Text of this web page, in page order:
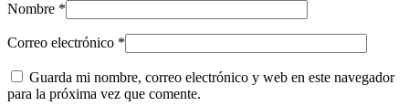
Nombre *
Correo electrónico *
Guarda mi nombre, correo electrónico y web en este navegador
para la próxima vez que comente.